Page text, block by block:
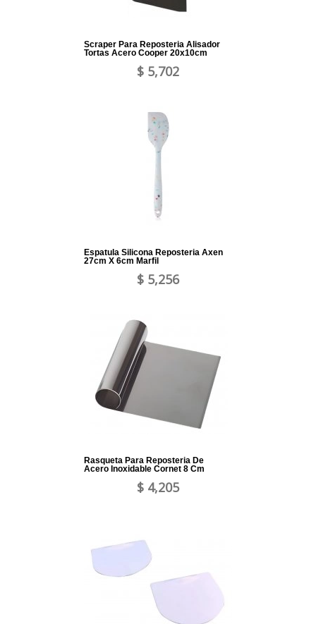
Scraper Para Reposteria Alisador
Tortas Acero Cooper 20x10cm
$ 5,702
Espatula Silicona Reposteria Axen
27cm X 6cm Marfil
$ 5,256
Rasqueta Para Reposteria De
Acero Inoxidable Cornet 8 Cm
$ 4,205